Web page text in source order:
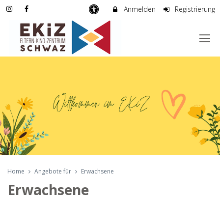
Anmelden Registrierung
Home Angebote für Erwachsene
Erwachsene